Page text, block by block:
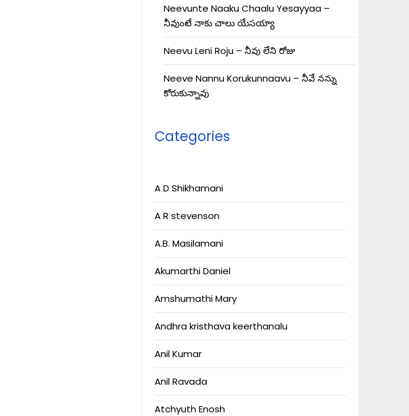
Neevunte Naaku Chaalu Yesayyaa –
నీవుంటే నాకు చాలు యేసయ్యా
Neevu Leni Roju – నీవు లేని రోజు
Neeve Nannu Korukunnaavu – నీవే నన్ను
కోరుకున్నావు
Categories
A D Shikhamani
A R stevenson
A.B. Masilamani
Akumarthi Daniel
Amshumathi Mary
Andhra kristhava keerthanalu
Anil Kumar
Anil Ravada
Atchyuth Enosh